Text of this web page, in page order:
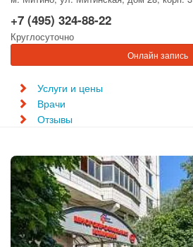
+7 (495) 324-88-22
Круглосуточно
Онлайн запись
Услуги и цены
Врачи
Отзывы